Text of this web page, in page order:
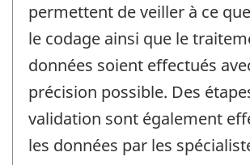
permettent de veiller à ce
le codage ainsi que le
données soient effectués
précision possible. Des
validation sont également
les données par les